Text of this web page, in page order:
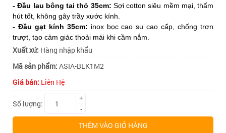
- Đầu lau bông tai thỏ 35cm: Sợi cotton siêu mềm mại, thấm
hút tốt, không gây trầy xước kính.
- Đầu gạt kính 35cm: inox bọc cao su cao cấp, chống trơn
trượt, tạo cảm giác thoải mái khi cầm nắm.
Xuất xứ: Hàng nhập khẩu
Mã sản phẩm: ASIA-BLK1M2
Giá bán: Liên Hệ
Số lượng:
+
-
THÊM VÀO GIỎ HÀNG